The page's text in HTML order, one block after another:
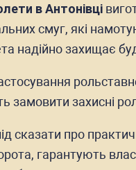
в Антонівці
смуг, які
надійно захищає
замовити захисні
сказати про
гарантують